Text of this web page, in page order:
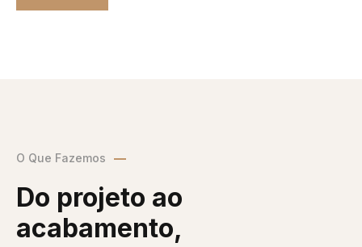
O Que Fazemos
Do projeto ao
acabamento,